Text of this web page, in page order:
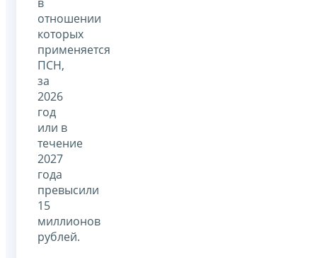
отношении
которых
применяется
ПСН,
за
2026
год
или в
течение
2027
года
превысили
15
миллионов
рублей.